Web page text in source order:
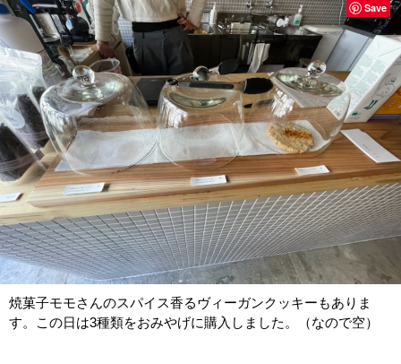
焼菓子モモさんのスパイス香るヴィーガンクッキーもありま
す。この日は3種類をおみやげに購入しました。（なので空）
Save